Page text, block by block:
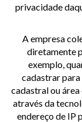
privacidade
A empresa
diretamente
exemplo,
cadastrar
cadastral ou
através da
endereço de IP